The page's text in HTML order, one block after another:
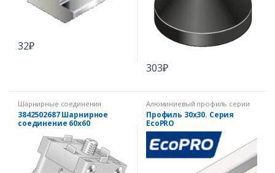
32₽
303₽
Шарнирные соединения
3842502687 Шарнирное
соединение 60х60
Алюминиевый профиль серии
EcoPRO
Профиль 30х30. Серия
EcoPRO